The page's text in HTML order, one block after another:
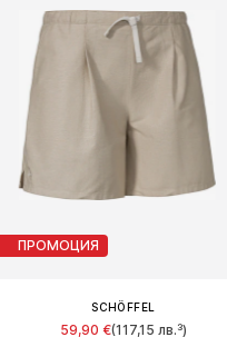
ПРОМОЦИЯ
SCHÖFFEL
59,90 €(117,15 лв.³)